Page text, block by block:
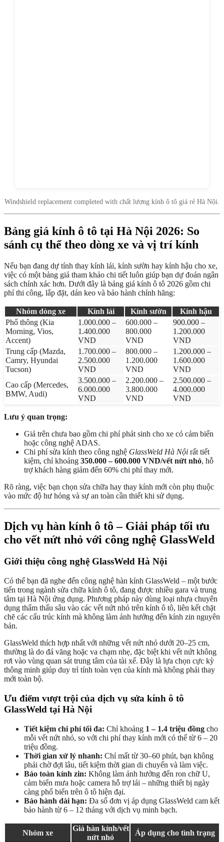
Windshield replacement completed with chất lượng kính ô tô giá rẻ Hà Nội.
Bảng giá kính ô tô tại Hà Nội 2026: So
sánh cụ thể theo dòng xe và vị trí kính
Nếu bạn đang dự tính thay kính lái, kính sườn hay kính hậu cho xe,
việc có một bảng giá tham khảo chi tiết luôn giúp bạn dự đoán ngân
sách chính xác hơn. Dưới đây là bảng giá kính ô tô 2026 gồm chi
phí thi công, lắp đặt, dán keo và bảo hành chính hãng:
Nhóm dòng xe Kính lái Kính sườn
Kính hậu
Phổ thông (Kia
Morning, Vios,
Accent)
1.000.000 –
1.400.000
VND
600.000 –
800.000
VND
900.000 –
1.200.000
VND
Trung cấp (Mazda,
Camry, Hyundai
Tucson)
1.700.000 –
2.500.000
VND
800.000 –
1.200.000
VND
1.200.000 –
1.600.000
VND
Cao cấp (Mercedes,
BMW, Audi)
3.500.000 –
6.000.000
VND
2.200.000 –
3.800.000
VND
2.500.000 –
4.000.000
VND
Lưu ý quan trọng:
Giá trên chưa bao gồm chi phí phát sinh cho xe có cảm biến
hoặc công nghệ ADAS.
Chi phí sửa kính theo công nghệ GlassWeld Hà Nội rất tiết
kiệm, chỉ khoảng 350.000 – 600.000 VND/vết nứt nhỏ, hỗ
trợ khách hàng giảm đến 60% chi phí thay mới.
Rõ ràng, việc bạn chọn sửa chữa hay thay kính mới còn phụ thuộc
vào mức độ hư hỏng và sự an toàn cần thiết khi sử dụng.
Dịch vụ hàn kính ô tô – Giải pháp tối ưu
cho vết nứt nhỏ với công nghệ GlassWeld
Giới thiệu công nghệ GlassWeld Hà Nội
Có thể bạn đã nghe đến công nghệ hàn kính GlassWeld – một bước
tiến trong ngành sửa chữa kính ô tô, đang được nhiều gara và trung
tâm tại Hà Nội ứng dụng. Phương pháp này dùng loại nhựa chuyên
dụng thẩm thấu sâu vào các vết nứt nhỏ trên kính ô tô, liên kết chặt
chẽ các cấu trúc kính mà không làm ảnh hưởng đến kính zin nguyên
bản.
GlassWeld thích hợp nhất với những vết nứt nhỏ dưới 20–25 cm,
thường là do đá văng hoặc va chạm nhẹ, đặc biệt khi vết nứt không
rơi vào vùng quan sát trung tâm của tài xế. Đây là lựa chọn cực kỳ
thông minh giúp duy trì tính toàn vẹn của kính mà không phải thay
mới toàn bộ.
Ưu điểm vượt trội của dịch vụ sửa kính ô tô
GlassWeld tại Hà Nội
Tiết kiệm chi phí tối đa: Chỉ khoảng 1 – 1.4 triệu đồng cho
mỗi vết nứt nhỏ, so với chi phí thay kính mới có thể từ 6 – 20
triệu đồng.
Thời gian xử lý nhanh: Chỉ mất từ 30–60 phút, bạn không
phải chờ đợi lâu, tiết kiệm thời gian di chuyển và làm việc.
Bảo toàn kính zin: Không làm ảnh hưởng đến ron chữ U,
cảm biến mưa hoặc camera hỗ trợ lái – những thiết bị ngày
càng phổ biến trên ô tô hiện đại.
Bảo hành dài hạn: Đa số đơn vị áp dụng GlassWeld cam kết
bảo hành từ 6 – 12 tháng với dịch vụ minh bạch.
Nhóm xe
Giá hàn kính/vết
nứt nhỏ
Áp dụng cho tình trạng